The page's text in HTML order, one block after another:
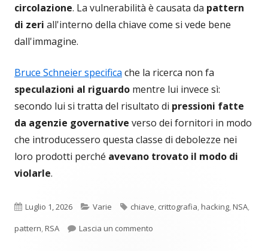
circolazione. La vulnerabilità è causata da pattern
di zeri all'interno della chiave come si vede bene
dall'immagine.
Bruce Schneier specifica che la ricerca non fa
speculazioni al riguardo mentre lui invece sì:
secondo lui si tratta del risultato di pressioni fatte
da agenzie governative verso dei fornitori in modo
che introducessero questa classe di debolezze nei
loro prodotti perché avevano trovato il modo di
violarle.
Pubblicato
Luglio 1, 2026 Categorie
Varie Tag
chiave, crittografia,hacking,NSA,
pattern,RSA Lascia un commento